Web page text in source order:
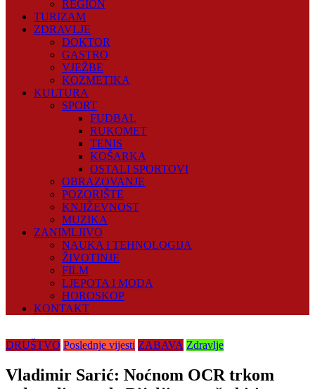
REGION
TURIZAM
ZDRAVLJE
DOKTOR
GASTRO
VJEŽBE
KOZMETIKA
KULTURA
SPORT
FUDBAL
RUKOMET
TENIS
KOŠARKA
OSTALI SPORTOVI
OBRAZOVANJE
POZORIŠTE
KNJIŽEVNOST
MUZIKA
ZANIMLJIVO
NAUKA I TEHNOLOGIJA
ŽIVOTINJE
FILM
LJEPOTA I MODA
HOROSKOP
KONTAKT
DRUŠTVO Poslednje vijesti ZABAVA Zdravlje
Vladimir Sarić: Noćnom OCR trkom